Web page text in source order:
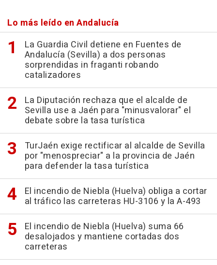
Lo más leído en Andalucía
La Guardia Civil detiene en Fuentes de
Andalucía (Sevilla) a dos personas
sorprendidas in fraganti robando
catalizadores
La Diputación rechaza que el alcalde de
Sevilla use a Jaén para "minusvalorar" el
debate sobre la tasa turística
TurJaén exige rectificar al alcalde de Sevilla
por "menospreciar" a la provincia de Jaén
para defender la tasa turística
El incendio de Niebla (Huelva) obliga a cortar
al tráfico las carreteras HU-3106 y la A-493
El incendio de Niebla (Huelva) suma 66
desalojados y mantiene cortadas dos
carreteras